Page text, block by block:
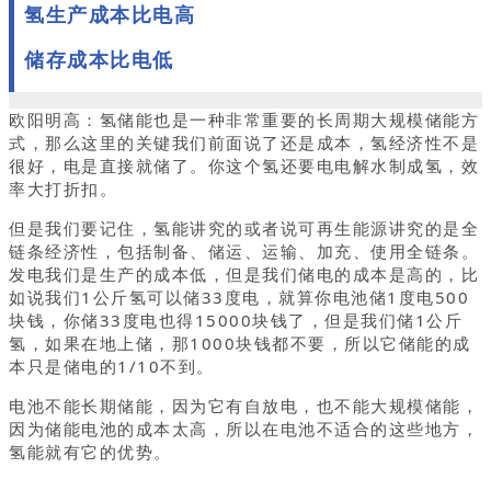
氢生产成本比电高
储存成本比电低
欧阳明高：氢储能也是一种非常重要的长周期大规模储能方
式，那么这里的关键我们前面说了还是成本，氢经济性不是
很好，电是直接就储了。你这个氢还要电电解水制成氢，效
率大打折扣。
但是我们要记住，氢能讲究的或者说可再生能源讲究的是全
链条经济性，包括制备、储运、运输、加充、使用全链条。
发电我们是生产的成本低，但是我们储电的成本是高的，比
如说我们1公斤氢可以储33度电，就算你电池储1度电500
块钱，你储33度电也得15000块钱了，但是我们储1公斤
氢，如果在地上储，那1000块钱都不要，所以它储能的成
本只是储电的1/10不到。
电池不能长期储能，因为它有自放电，也不能大规模储能，
因为储能电池的成本太高，所以在电池不适合的这些地方，
氢能就有它的优势。